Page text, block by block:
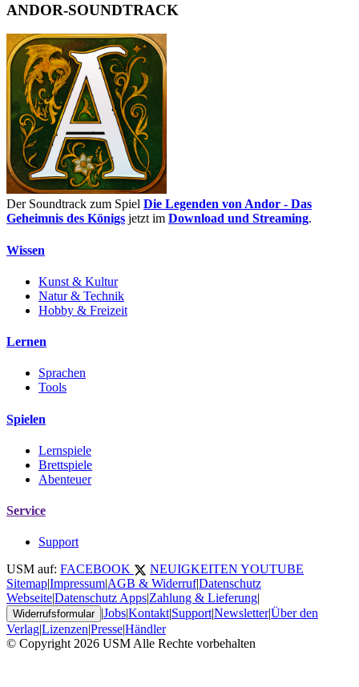
ANDOR-SOUNDTRACK
Der Soundtrack zum Spiel Die Legenden von Andor - Das
Geheimnis des Königs jetzt im Download und Streaming.
Wissen
Kunst & Kultur
Natur & Technik
Hobby & Freizeit
Lernen
Sprachen
Tools
Spielen
Lernspiele
Brettspiele
Abenteuer
Service
Support
USM auf: FACEBOOK NEUIGKEITEN YOUTUBE
SitemapImpressumAGB & Widerruf|Datenschutz
WebseiteDatenschutz AppsZahlung & Lieferung
Widerrufsformular JobsKontakt|Support|Newsletter|Über den
VerlagLizenzenPresseHändler
© Copyright 2026 USM Alle Rechte vorbehalten